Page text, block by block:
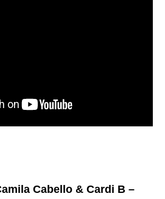
Cabello & Cardi B –